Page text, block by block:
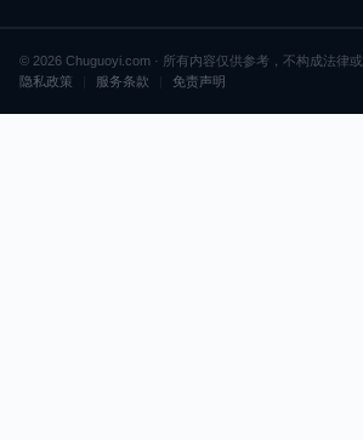
© 2026 Chuguoyi.com · 所有内容仅供参考，不构成法律
隐私政策
服务条款 免责声明